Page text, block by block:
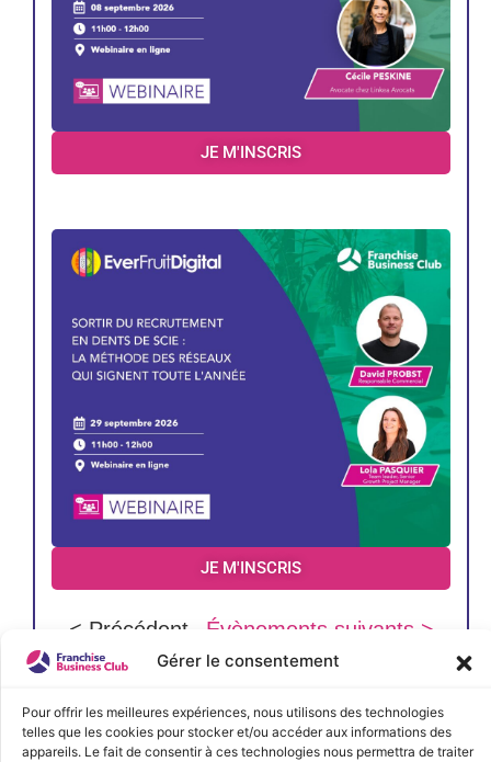
Gérer le consentement
Pour offrir les meilleures expériences, nous utilisons des technologies
telles que les cookies pour stocker et/ou accéder aux informations des
appareils. Le fait de consentir à ces technologies nous permettra de traiter
JE M'INSCRIS
JE M'INSCRIS
< Précédent Évènements suivants >